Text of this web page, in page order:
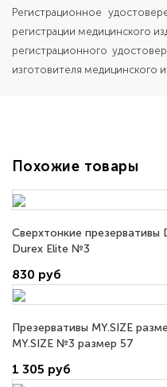
Регистрационное
регистрации медицинского
регистрационного
изготовителя медицинского
Похожие товары
Сверхтонкие презервативы
Durex Elite №3
830 руб
Презервативы MY.SIZE
MY.SIZE №3 размер 57
1 305 руб